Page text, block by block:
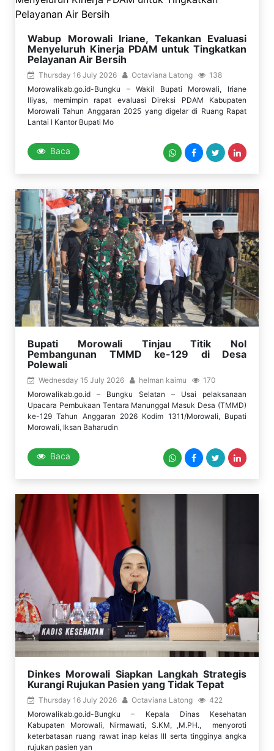
Wabup Morowali Iriane, Tekankan Evaluasi
Menyeluruh Kinerja PDAM untuk Tingkatkan
Pelayanan Air Bersih
Thursday 16 July 2026 Octaviana Latong
138
Morowalikab.go.id-Bungku – Wakil Bupati Morowali, Iriane
Iliyas, memimpin rapat evaluasi Direksi PDAM Kabupaten
Morowali Tahun Anggaran 2025 yang digelar di Ruang Rapat
Lantai I Kantor Bupati Mo
Baca
Bupati Morowali Tinjau Titik Nol
Pembangunan TMMD ke-129 di Desa
Polewali
Wednesday 15 July 2026 helman kaimu
170
Morowalikab.go.id – Bungku Selatan – Usai pelaksanaan
Upacara Pembukaan Tentara Manunggal Masuk Desa (TMMD)
ke-129 Tahun Anggaran 2026 Kodim 1311/Morowali, Bupati
Morowali, Iksan Baharudin
Baca
Dinkes Morowali Siapkan Langkah Strategis
Kurangi Rujukan Pasien yang Tidak Tepat
Thursday 16 July 2026 Octaviana Latong
422
Morowalikab.go.id-Bungku – Kepala Dinas Kesehatan
Kabupaten Morowali, Nirmawati, S.KM, ,M.PH., menyoroti
keterbatasan ruang rawat inap kelas III serta tingginya angka
rujukan pasien yan